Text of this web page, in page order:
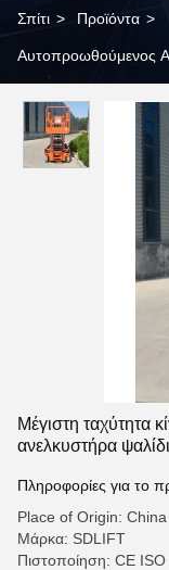
Σπίτι > Προϊόντα >
Αυτοπροωθούμενος
πιστοποίηση CE ISO
Μέγιστη ταχύτητα
ανελκυστήρα
Πληροφορίες για το
Place of Origin: China
Μάρκα: SDLIFT
Πιστοποίηση: CE ISO